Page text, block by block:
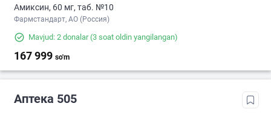
Амиксин, 60 мг, таб. №10
Фармстандарт, АО (Россия)
Mavjud: 2 donalar(3 soat oldin yangilangan)
167 999 so'm
Аптека 505